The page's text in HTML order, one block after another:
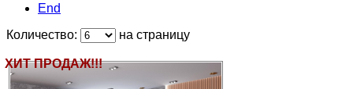
End
Количество:
на страницу
ХИТ ПРОДАЖ!!!